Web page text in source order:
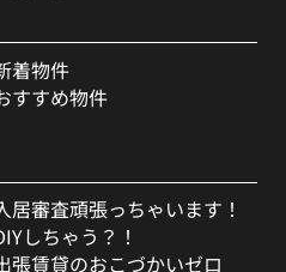
着物件
すすめ物件
居審査頑張っちゃいます！
しちゃう？！
張賃貸のおこづかいゼロ